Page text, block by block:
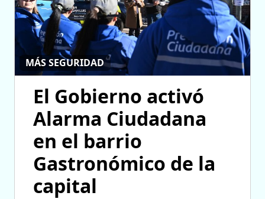
MÁS SEGURIDAD
El Gobierno activó
Alarma Ciudadana
en el barrio
Gastronómico de la
capital